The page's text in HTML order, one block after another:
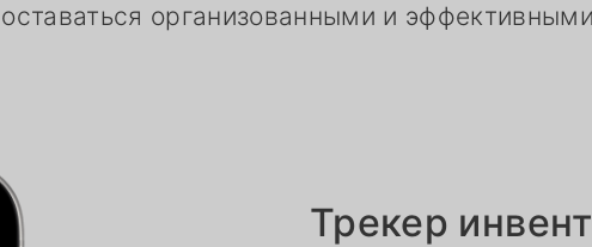
организованными и
Трекер